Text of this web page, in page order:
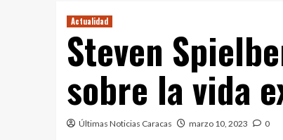
Actualidad
Steven
sobre la vida
Últimas Noticias Caracas marzo 10, 2023 0